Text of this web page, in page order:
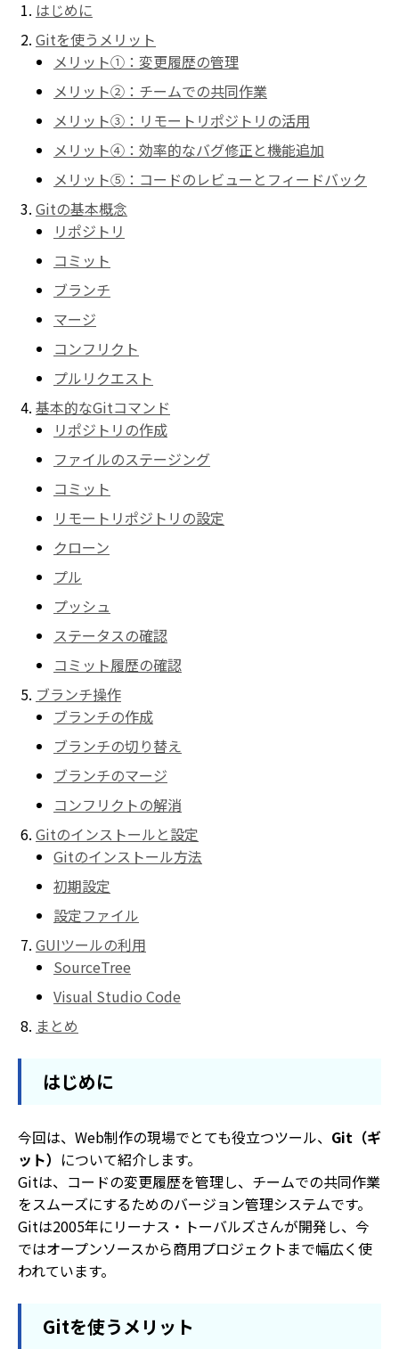
はじめに
Gitを使うメリット
メリット①：変更履歴の管理
メリット②：チームでの共同作業
メリット③：リモートリポジトリの活用
メリット④：効率的なバグ修正と機能追加
メリット⑤：コードのレビューとフィードバック
Gitの基本概念
リポジトリ
コミット
ブランチ
マージ
コンフリクト
プルリクエスト
基本的なGitコマンド
リポジトリの作成
ファイルのステージング
コミット
リモートリポジトリの設定
クローン
プル
プッシュ
ステータスの確認
コミット履歴の確認
ブランチ操作
ブランチの作成
ブランチの切り替え
ブランチのマージ
コンフリクトの解消
Gitのインストールと設定
Gitのインストール方法
初期設定
設定ファイル
GUIツールの利用
SourceTree
Visual Studio Code
まとめ
はじめに
今回は、Web制作の現場でとても役立つツール、 Git（ギ
ット） について紹介します。
Gitは、コードの変更履歴を管理し、チームでの共同作業
をスムーズにするためのバージョン管理システムです。
Gitは2005年にリーナス・トーバルズさんが開発し、今
ではオープンソースから商用プロジェクトまで幅広く使
われています。
Gitを使うメリット